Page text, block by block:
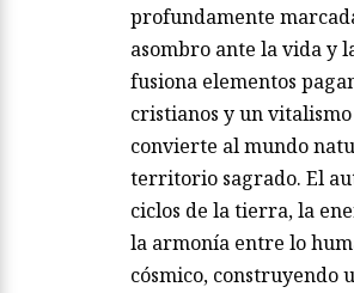
profundamente
asombro ante la vida y
fusiona elementos
cristianos y un
convierte al mundo
territorio sagrado. El
ciclos de la tierra, la
la armonía entre lo
cósmico, construyendo